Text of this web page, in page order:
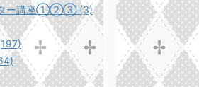
ター講座①②③ (3)